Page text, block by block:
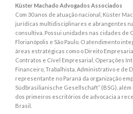
Küster Machado Advogados Associados
Com 30 anos de atuação nacional, Küster
jurídicas multidisciplinares e abrangentes
consultiva. Possui unidades nas cidades de
Florianópolis e São Paulo. O atendimento
áreas estratégicas como o Direito
Contratos e Cível Empresarial, Operações
Financeiro, Trabalhista, Administrativo e de
representante no Paraná da organização
Südbrasilianische Gesellschaft” (BSG),
dos primeiros escritórios de advocacia a
Brasil.